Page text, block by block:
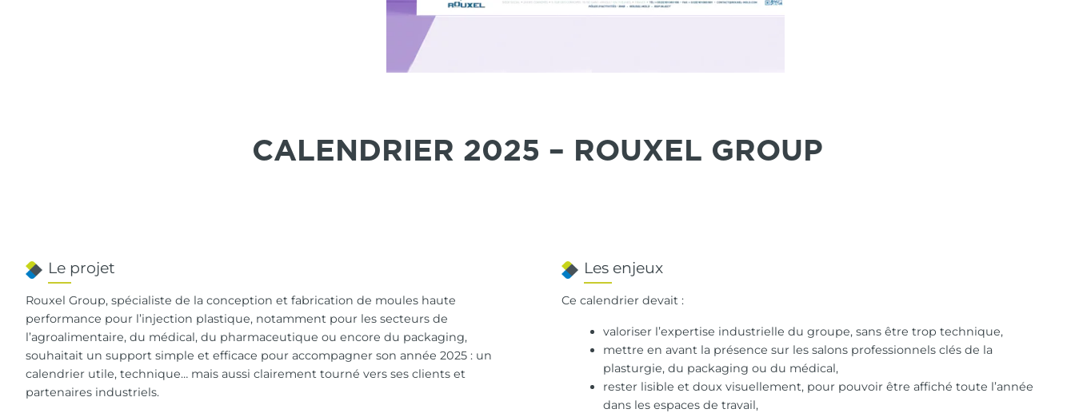
CALENDRIER 2025 – ROUXEL GROUP
Le projet
Rouxel Group, spécialiste de la conception et fabrication de moules haute
performance pour l’injection plastique, notamment pour les secteurs de
l’agroalimentaire, du médical, du pharmaceutique ou encore du packaging,
souhaitait un support simple et efficace pour accompagner son année 2025 : un
calendrier utile, technique… mais aussi clairement tourné vers ses clients et
partenaires industriels.
Les enjeux
Ce calendrier devait :
valoriser l’expertise industrielle du groupe, sans être trop technique,
mettre en avant la présence sur les salons professionnels clés de la
plasturgie, du packaging ou du médical,
rester lisible et doux visuellement, pour pouvoir être affiché toute l’année
dans les espaces de travail,